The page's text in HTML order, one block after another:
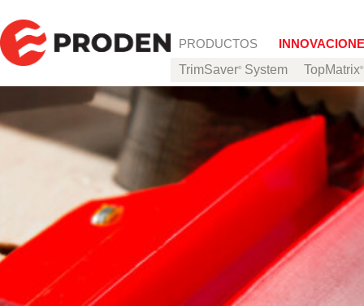
Skip to content
PRODUCTOS
TrimSaver®System TopMatrix®